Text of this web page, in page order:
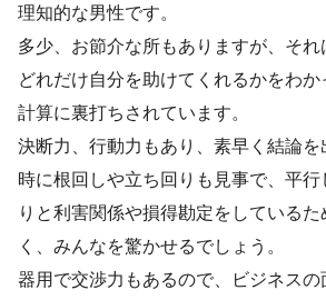
理知的な男性です。
多少、お節介な所もありますが、そ
どれだけ自分を助けてくれるかをわ
計算に裏打ちされています。
決断力、行動力もあり、素早く結論
時に根回しや立ち回りも見事で、平
りと利害関係や損得勘定をしている
く、みんなを驚かせるでしょう。
器用で交渉力もあるので、ビジネス